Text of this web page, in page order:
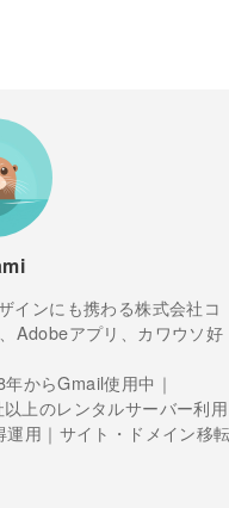
インにも携わる株式会社コ
Adobeアプリ、カワウソ好
からGmail使用中｜
上のレンタルサーバー利用
用｜サイト・ドメイン移